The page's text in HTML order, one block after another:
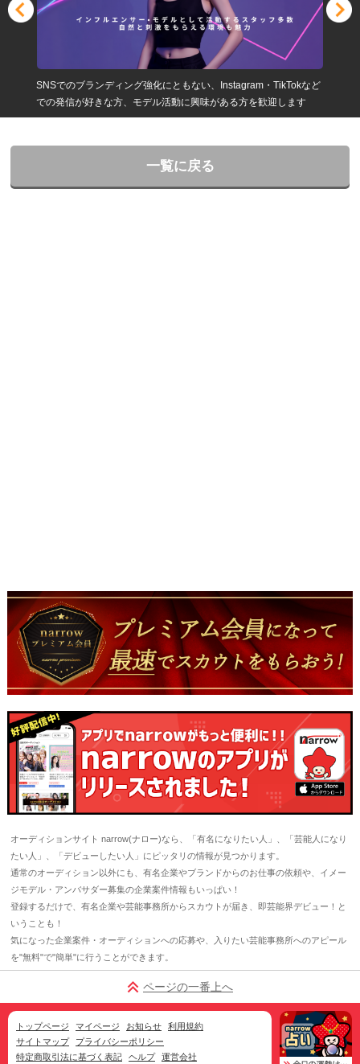
SNSでのブランディング強化にともない、Instagram・TikTokなど
での発信が好きな方、モデル活動に興味がある方を歓迎します
一覧に戻る
オーディションサイト narrow(ナロー)なら、「有名になりたい人」、「芸能人になり
たい人」、「デビューしたい人」にピッタリの情報が見つかります。
通常のオーディション以外にも、有名企業やブランドからのお仕事の依頼や、イメー
ジモデル・アンバサダー募集の企業案件情報もいっぱい！
登録するだけで、有名企業や芸能事務所からスカウトが届き、即芸能界デビュー！と
いうことも！
気になった企業案件・オーディションへの応募や、入りたい芸能事務所へのアピール
を"無料"で"簡単"に行うことができます。
ページの一番上へ
トップページ マイページ お知らせ
利用規約
サイトマップ
プライバシーポリシー
特定商取引法に基づく表記
ヘルプ 運営会社